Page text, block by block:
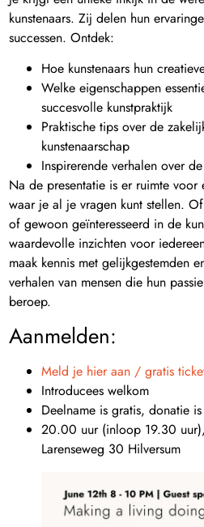
kunstenaars. Zij delen hun
successen. Ontdek:
Hoe kunstenaars hun
Welke eigenschappen
succesvolle kunstpraktijk
Praktische tips over de
kunstenaarschap
Inspirerende verhalen over
Na de presentatie is er ruimte voor
waar je al je vragen kunt stellen.
of gewoon geïnteresseerd in de
waardevolle inzichten voor
maak kennis met gelijkgestemden
verhalen van mensen die hun
beroep.
Aanmelden:
Meld je hier aan / gratis
Introducees welkom
Deelname is gratis, donatie
20.00 uur (inloop 19.30
Larenseweg 30 Hilversum